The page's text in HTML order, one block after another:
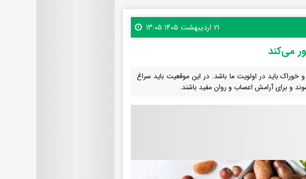
۲۱ اردیبهشت ۱۴۰۵ ۱۳:۰۵
می‌کند
خوراک باید در اولویت ما باشد. در این موقعیت باید سراغ
و برای آرامش اعصاب و روان مفید باشند.